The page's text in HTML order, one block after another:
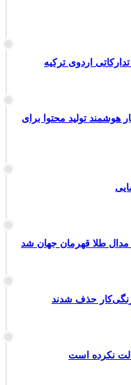
اردوی ترکیه
تولید محتوا برای
مدال طلا قهرمان جهان شد
نکرده است